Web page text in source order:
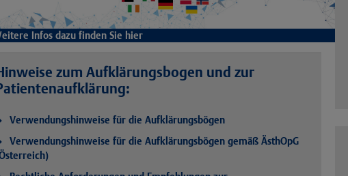
Infos dazu finden Sie hier
zum Aufklärungsbogen und zur
Verwendungshinweise für die Aufklärungsbögen
Verwendungshinweise für die Aufklärungsbögen gemäß ÄsthOpG